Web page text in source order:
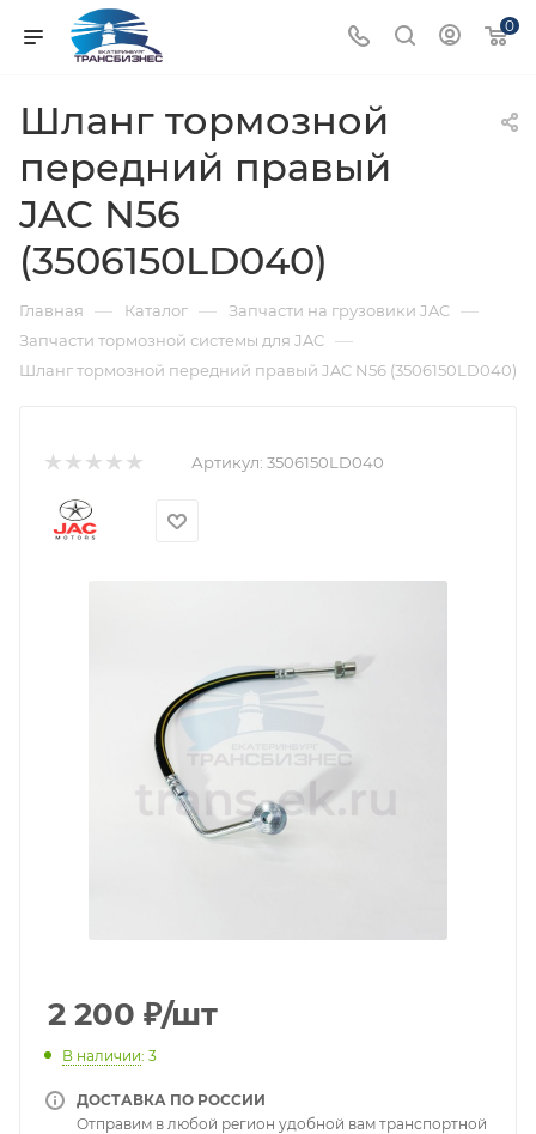
0
Шланг тормозной
передний правый
JAC N56
(3506150LD040)
Главная — Каталог — Запчасти на грузовики JAC —
Запчасти тормозной системы для JAC —
Шланг тормозной передний правый JAC N56 (3506150LD040)
Артикул: 3506150LD040
2 200 ₽/шт
В наличии: 3
ДОСТАВКА ПО РОССИИ
Отправим в любой регион удобной вам транспортной